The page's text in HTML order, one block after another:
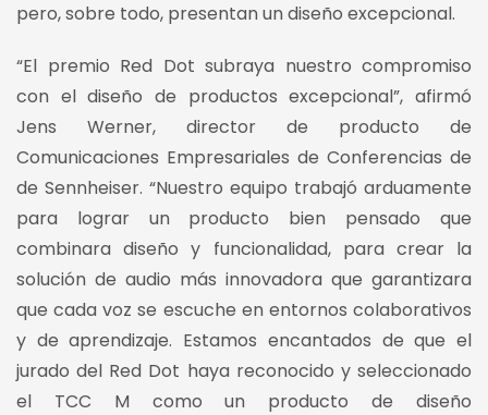
pero, sobre todo, presentan un diseño excepcional.
“El premio Red Dot subraya nuestro compromiso
con el diseño de productos excepcional”, afirmó
Jens Werner, director de producto de
Comunicaciones Empresariales de Conferencias de
de Sennheiser. “Nuestro equipo trabajó arduamente
para lograr un producto bien pensado que
combinara diseño y funcionalidad, para crear la
solución de audio más innovadora que garantizara
que cada voz se escuche en entornos colaborativos
y de aprendizaje. Estamos encantados de que el
jurado del Red Dot haya reconocido y seleccionado
el TCC M como un producto de diseño